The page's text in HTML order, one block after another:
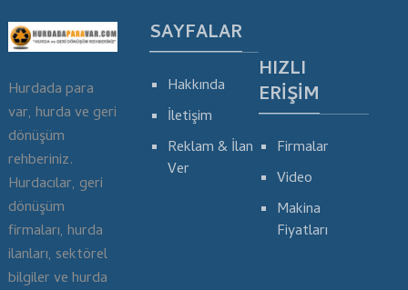
Hurdada para
var, hurda ve geri
dönüşüm
rehberiniz.
Hurdacılar, geri
dönüşüm
firmaları, hurda
ilanları, sektörel
bilgiler ve hurda
SAYFALAR
Hakkında
İletişim
Reklam & İlan
Ver
HIZLI
ERIŞIM
Firmalar
Video
Makina
Fiyatları